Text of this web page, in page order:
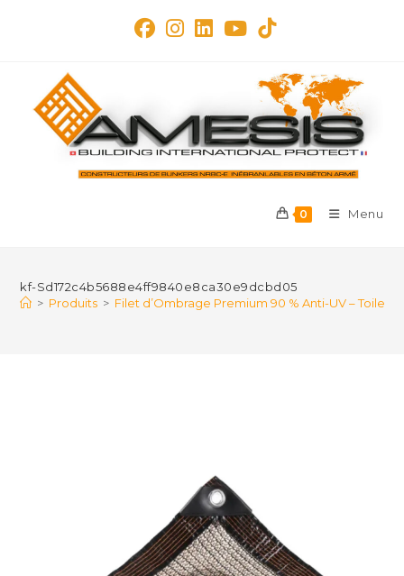
0 Menu
kf-Sd172c4b5688e4ff9840e8ca30e9dcbd05
> Produits > Filet d’Ombrage Premium 90 % Anti-UV – Toile